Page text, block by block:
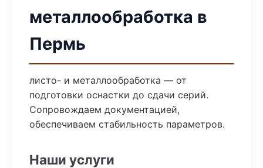
металлообработка в
Пермь
листо- и металлообработка — от
подготовки оснастки до сдачи серий.
Сопровождаем документацией,
обеспечиваем стабильность параметров.
Наши услуги